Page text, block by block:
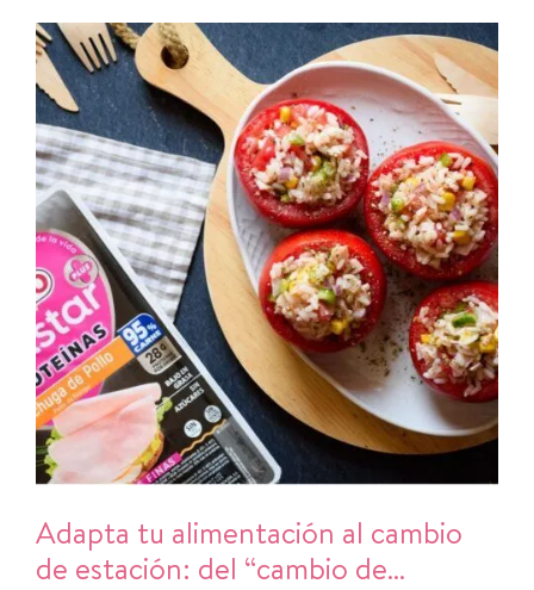
Adapta tu alimentación al cambio
de estación: del “cambio de